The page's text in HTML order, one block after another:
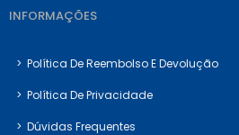
INFORMAÇÕES
> Política De Reembolso E Devolução
> Política De Privacidade
> Dúvidas Frequentes